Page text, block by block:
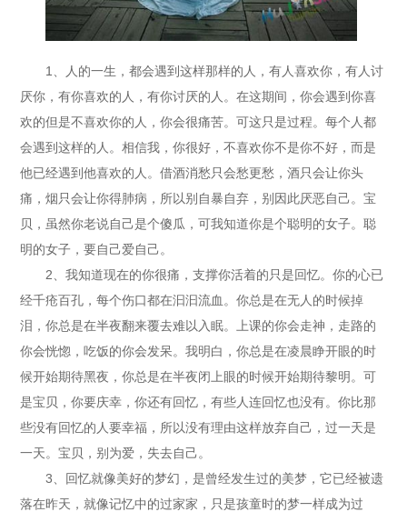
1、人的一生，都会遇到这样那样的人，有人喜欢你，有人讨
厌你，有你喜欢的人，有你讨厌的人。在这期间，你会遇到你喜
欢的但是不喜欢你的人，你会很痛苦。可这只是过程。每个人都
会遇到这样的人。相信我，你很好，不喜欢你不是你不好，而是
他已经遇到他喜欢的人。借酒消愁只会愁更愁，酒只会让你头
痛，烟只会让你得肺病，所以别自暴自弃，别因此厌恶自己。宝
贝，虽然你老说自己是个傻瓜，可我知道你是个聪明的女子。聪
明的女子，要自己爱自己。
2、我知道现在的你很痛，支撑你活着的只是回忆。你的心已
经千疮百孔，每个伤口都在汩汩流血。你总是在无人的时候掉
泪，你总是在半夜翻来覆去难以入眠。上课的你会走神，走路的
你会恍惚，吃饭的你会发呆。我明白，你总是在凌晨睁开眼的时
候开始期待黑夜，你总是在半夜闭上眼的时候开始期待黎明。可
是宝贝，你要庆幸，你还有回忆，有些人连回忆也没有。你比那
些没有回忆的人要幸福，所以没有理由这样放弃自己，过一天是
一天。宝贝，别为爱，失去自己。
3、回忆就像美好的梦幻，是曾经发生过的美梦，它已经被遗
落在昨天，就像记忆中的过家家，只是孩童时的梦一样成为过